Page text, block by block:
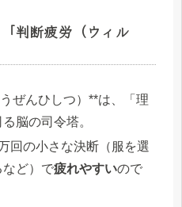
判断疲労（ウィル
ぜんひしつ）**は、「理
脳の司令塔。
回の小さな決断（服を選
など）で疲れやすいので